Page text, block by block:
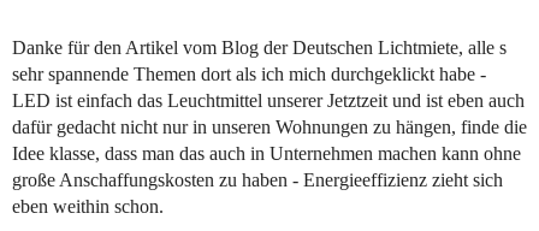
Danke für den Artikel vom Blog der Deutschen Lichtmiete, alle s
sehr spannende Themen dort als ich mich durchgeklickt habe -
LED ist einfach das Leuchtmittel unserer Jetztzeit und ist eben auch
dafür gedacht nicht nur in unseren Wohnungen zu hängen, finde die
Idee klasse, dass man das auch in Unternehmen machen kann ohne
große Anschaffungskosten zu haben - Energieeffizienz zieht sich
eben weithin schon.